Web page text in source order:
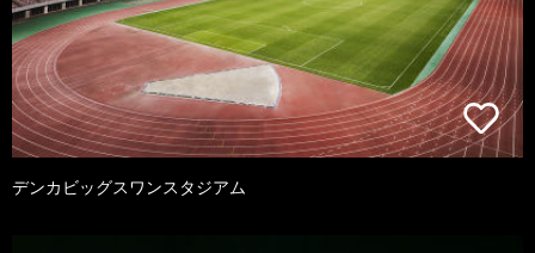
デンカビッグスワンスタジアム